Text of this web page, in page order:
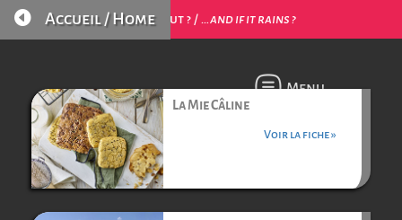
…et s’il pleut ? / …and if it rains ?
 Accueil / Home
Menu
La Mie Câline
Voir la fiche »